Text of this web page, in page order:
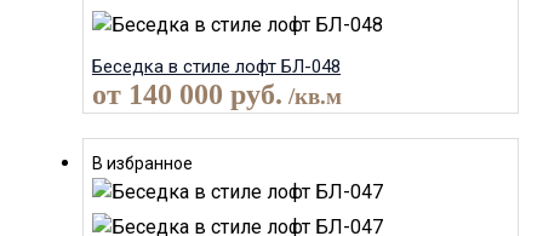
Беседка в стиле лофт БЛ-048
от 140 000 руб. /кв.м
В избранное